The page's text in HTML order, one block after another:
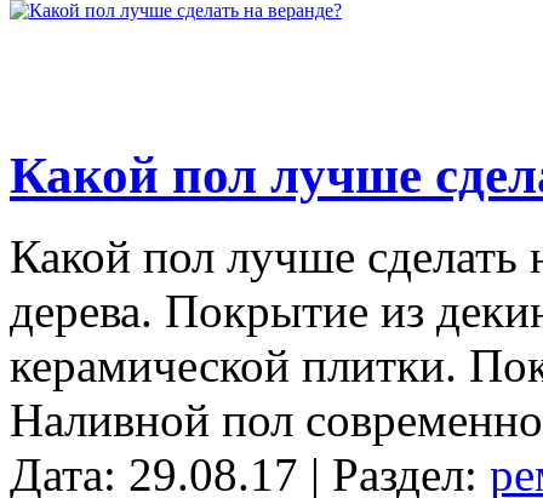
Какой пол лучше
Какой пол лучше сделать
дерева. Покрытие из
керамической плитки.
Наливной пол
Дата: 29.08.17 | Раздел: